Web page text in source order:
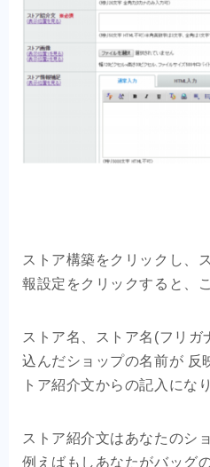
ストア構築をクリックし、
報設定をクリックすると、
ストア名、ストア名(フリガ
込んだショップの名前が 反
トア紹介文からの記入にな
ストア紹介文はあなたのシ